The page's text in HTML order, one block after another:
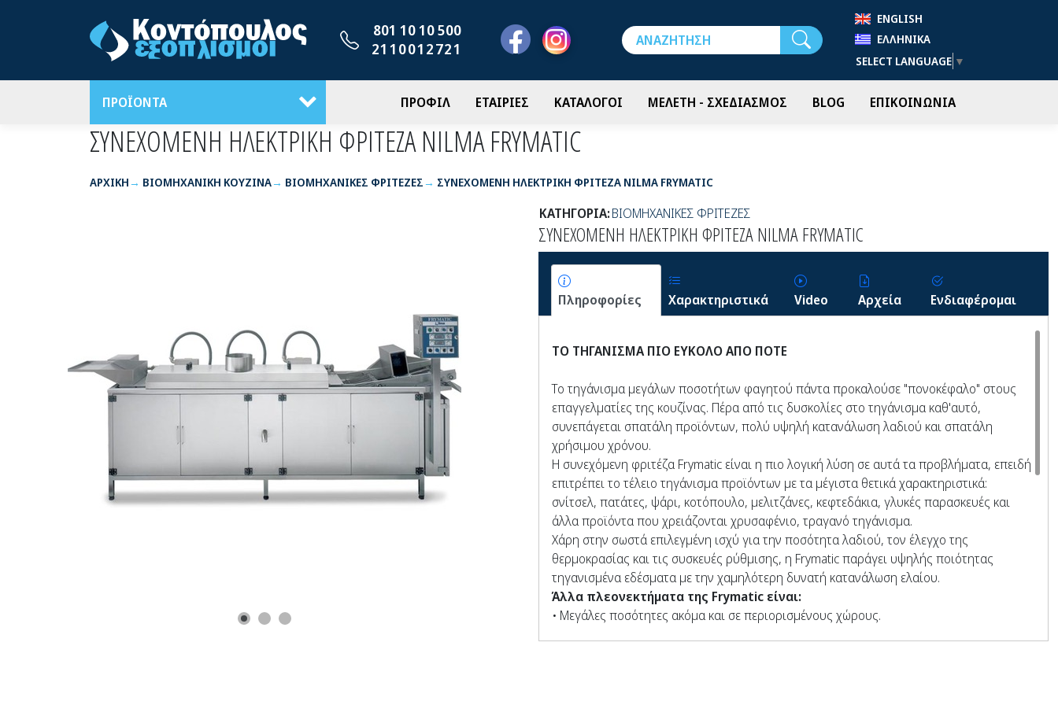
801 10 10 500
2110012721
ENGLISH
ΕΛΛΗΝΙΚΆ
SELECT LANGUAGE ▼
ΠΡΟΪΟΝΤΑ ΠΡΟΦΙΛ ΕΤΑΙΡΙΕΣ ΚΑΤΑΛΟΓΟΙ ΜΕΛΕΤΗ - ΣΧΕΔΙΑΣΜΟΣ BLOG ΕΠΙΚΟΙΝΩΝΙΑ
ΣΥΝΕΧΟΜΕΝΗ ΗΛΕΚΤΡΙΚΗ ΦΡΙΤΕΖΑ NILMA FRYMATIC
ΑΡΧΙΚΉ ΒΙΟΜΗΧΑΝΙΚΗ ΚΟΥΖΙΝΑ ΒΙΟΜΗΧΑΝΙΚΕΣ ΦΡΙΤΕΖΕΣ ΣΥΝΕΧΟΜΕΝΗ ΗΛΕΚΤΡΙΚΗ ΦΡΙΤΕΖΑ NILMA FRYMATIC
ΚΑΤΗΓΟΡΙΑ:ΒΙΟΜΗΧΑΝΙΚΕΣ ΦΡΙΤΕΖΕΣ
ΣΥΝΕΧΟΜΕΝΗ ΗΛΕΚΤΡΙΚΗ ΦΡΙΤΕΖΑ NILMA FRYMATIC
Πληροφορίες Χαρακτηριστικά Video Αρχεία Ενδιαφέρομαι
ΤΟ ΤΗΓΑΝΙΣΜΑ ΠΙΟ ΕΥΚΟΛΟ ΑΠΟ ΠΟΤΕ
Το τηγάνισμα μεγάλων ποσοτήτων φαγητού πάντα προκαλούσε "πονοκέφαλο" στους
επαγγελματίες της κουζίνας. Πέρα από τις δυσκολίες στο τηγάνισμα καθ'αυτό,
συνεπάγεται σπατάλη προϊόντων, πολύ υψηλή κατανάλωση λαδιού και σπατάλη
χρήσιμου χρόνου.
Η συνεχόμενη φριτέζα Frymatic είναι η πιο λογική λύση σε αυτά τα προβλήματα, επειδή
επιτρέπει το τέλειο τηγάνισμα προϊόντων με τα μέγιστα θετικά χαρακτηριστικά:
σνίτσελ, πατάτες, ψάρι, κοτόπουλο, μελιτζάνες, κεφτεδάκια, γλυκές παρασκευές και
άλλα προϊόντα που χρειάζονται χρυσαφένιο, τραγανό τηγάνισμα.
Χάρη στην σωστά επιλεγμένη ισχύ για την ποσότητα λαδιού, τον έλεγχο της
θερμοκρασίας και τις συσκευές ρύθμισης, η Frymatic παράγει υψηλής ποιότητας
τηγανισμένα εδέσματα με την χαμηλότερη δυνατή κατανάλωση ελαίου.
Άλλα πλεονεκτήματα της Frymatic είναι:
• Μεγάλες ποσότητες ακόμα και σε περιορισμένους χώρους.